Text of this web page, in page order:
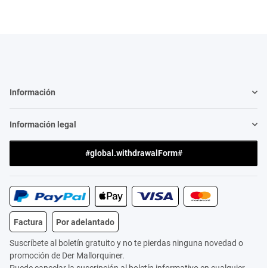
Información
Información legal
#global.withdrawalForm#
Factura Por adelantado
Suscríbete al boletín gratuito y no te pierdas ninguna novedad o
promoción de Der Mallorquiner.